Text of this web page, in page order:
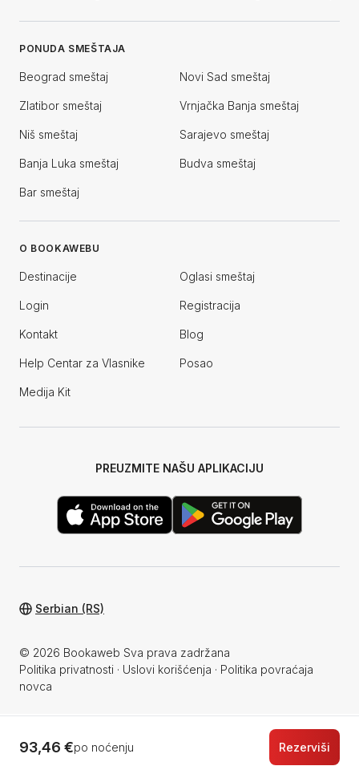
93,46 €po noćenju Rezerviši
PONUDA SMEŠTAJA
Beograd smeštaj Novi Sad smeštaj
Zlatibor smeštaj Vrnjačka Banja smeštaj
Niš smeštaj Sarajevo smeštaj
Banja Luka smeštaj Budva smeštaj
Bar smeštaj
O BOOKAWEBU
Destinacije Oglasi smeštaj
Login Registracija
Kontakt Blog
Help Centar za Vlasnike Posao
Medija Kit
PREUZMITE NAŠU APLIKACIJU
© 2026 Bookaweb Sva prava zadržana
Politika privatnosti · Uslovi korišćenja · Politika povraćaja
novca
Serbian (RS)